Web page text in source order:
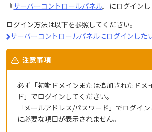
『サーバーコントロールパネル』にログインし
ログイン方法は以下を参照してください。
サーバーコントロールパネルにログインした
注意事項
必ず「初期ドメインまたは追加されたドメ
ド」でログインしてください。
「メールアドレス/パスワード」でログイ
に必要な項目が表示されません。